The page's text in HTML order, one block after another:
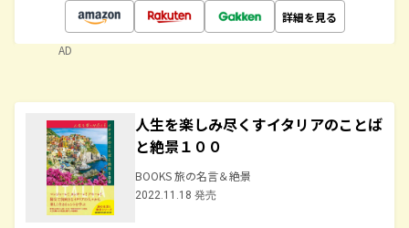
詳細を見る
AD
人生を楽しみ尽くすイタリアのことば
と絶景１００
BOOKS 旅の名言＆絶景
2022.11.18 発売